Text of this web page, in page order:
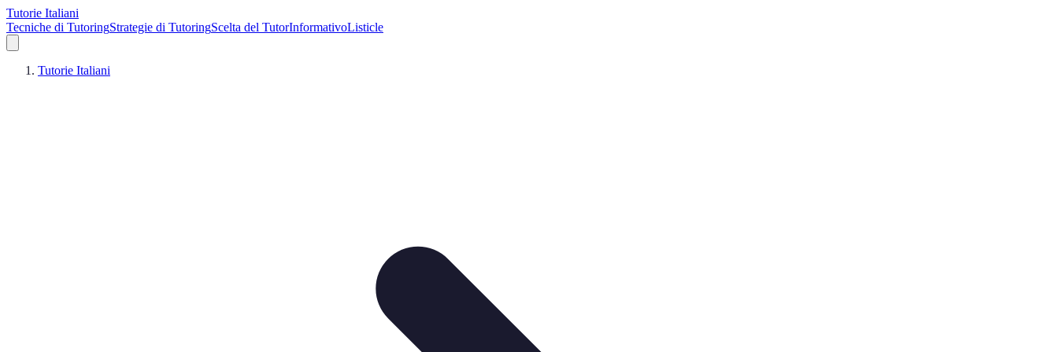
Tutorie Italiani
Tecniche di TutoringStrategie di TutoringScelta del TutorInformativoListicle
Tutorie Italiani